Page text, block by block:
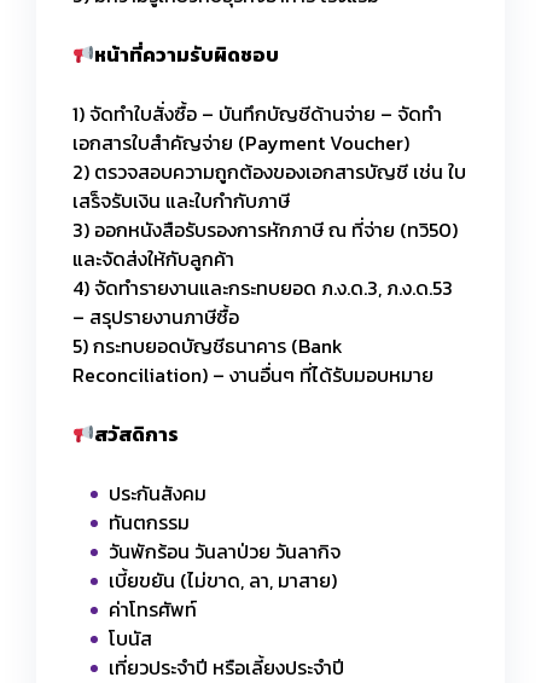
หน้าที่ความรับผิดชอบ
1) จัดทำใบสั่งซื้อ – บันทึกบัญชีด้านจ่าย – จัดทำ
เอกสารใบสำคัญจ่าย (Payment Voucher)
2) ตรวจสอบความถูกต้องของเอกสารบัญชี เช่น ใบ
เสร็จรับเงิน และใบกำกับภาษี
3) ออกหนังสือรับรองการหักภาษี ณ ที่จ่าย (ทวิ50)
และจัดส่งให้กับลูกค้า
4) จัดทำรายงานและกระทบยอด ภ.ง.ด.3, ภ.ง.ด.53
– สรุปรายงานภาษีซื้อ
5) กระทบยอดบัญชีธนาคาร (Bank
Reconciliation) – งานอื่นๆ ที่ได้รับมอบหมาย
สวัสดิการ
ประกันสังคม
ทันตกรรม
วันพักร้อน วันลาป่วย วันลากิจ
เบี้ยขยัน (ไม่ขาด, ลา, มาสาย)
ค่าโทรศัพท์
โบนัส
เที่ยวประจำปี หรือเลี้ยงประจำปี